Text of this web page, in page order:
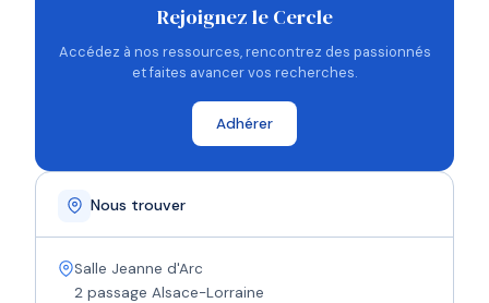
Rejoignez le Cercle
Accédez à nos ressources, rencontrez des passionnés
et faites avancer vos recherches.
Adhérer
Nous trouver
Salle Jeanne d'Arc
2 passage Alsace-Lorraine